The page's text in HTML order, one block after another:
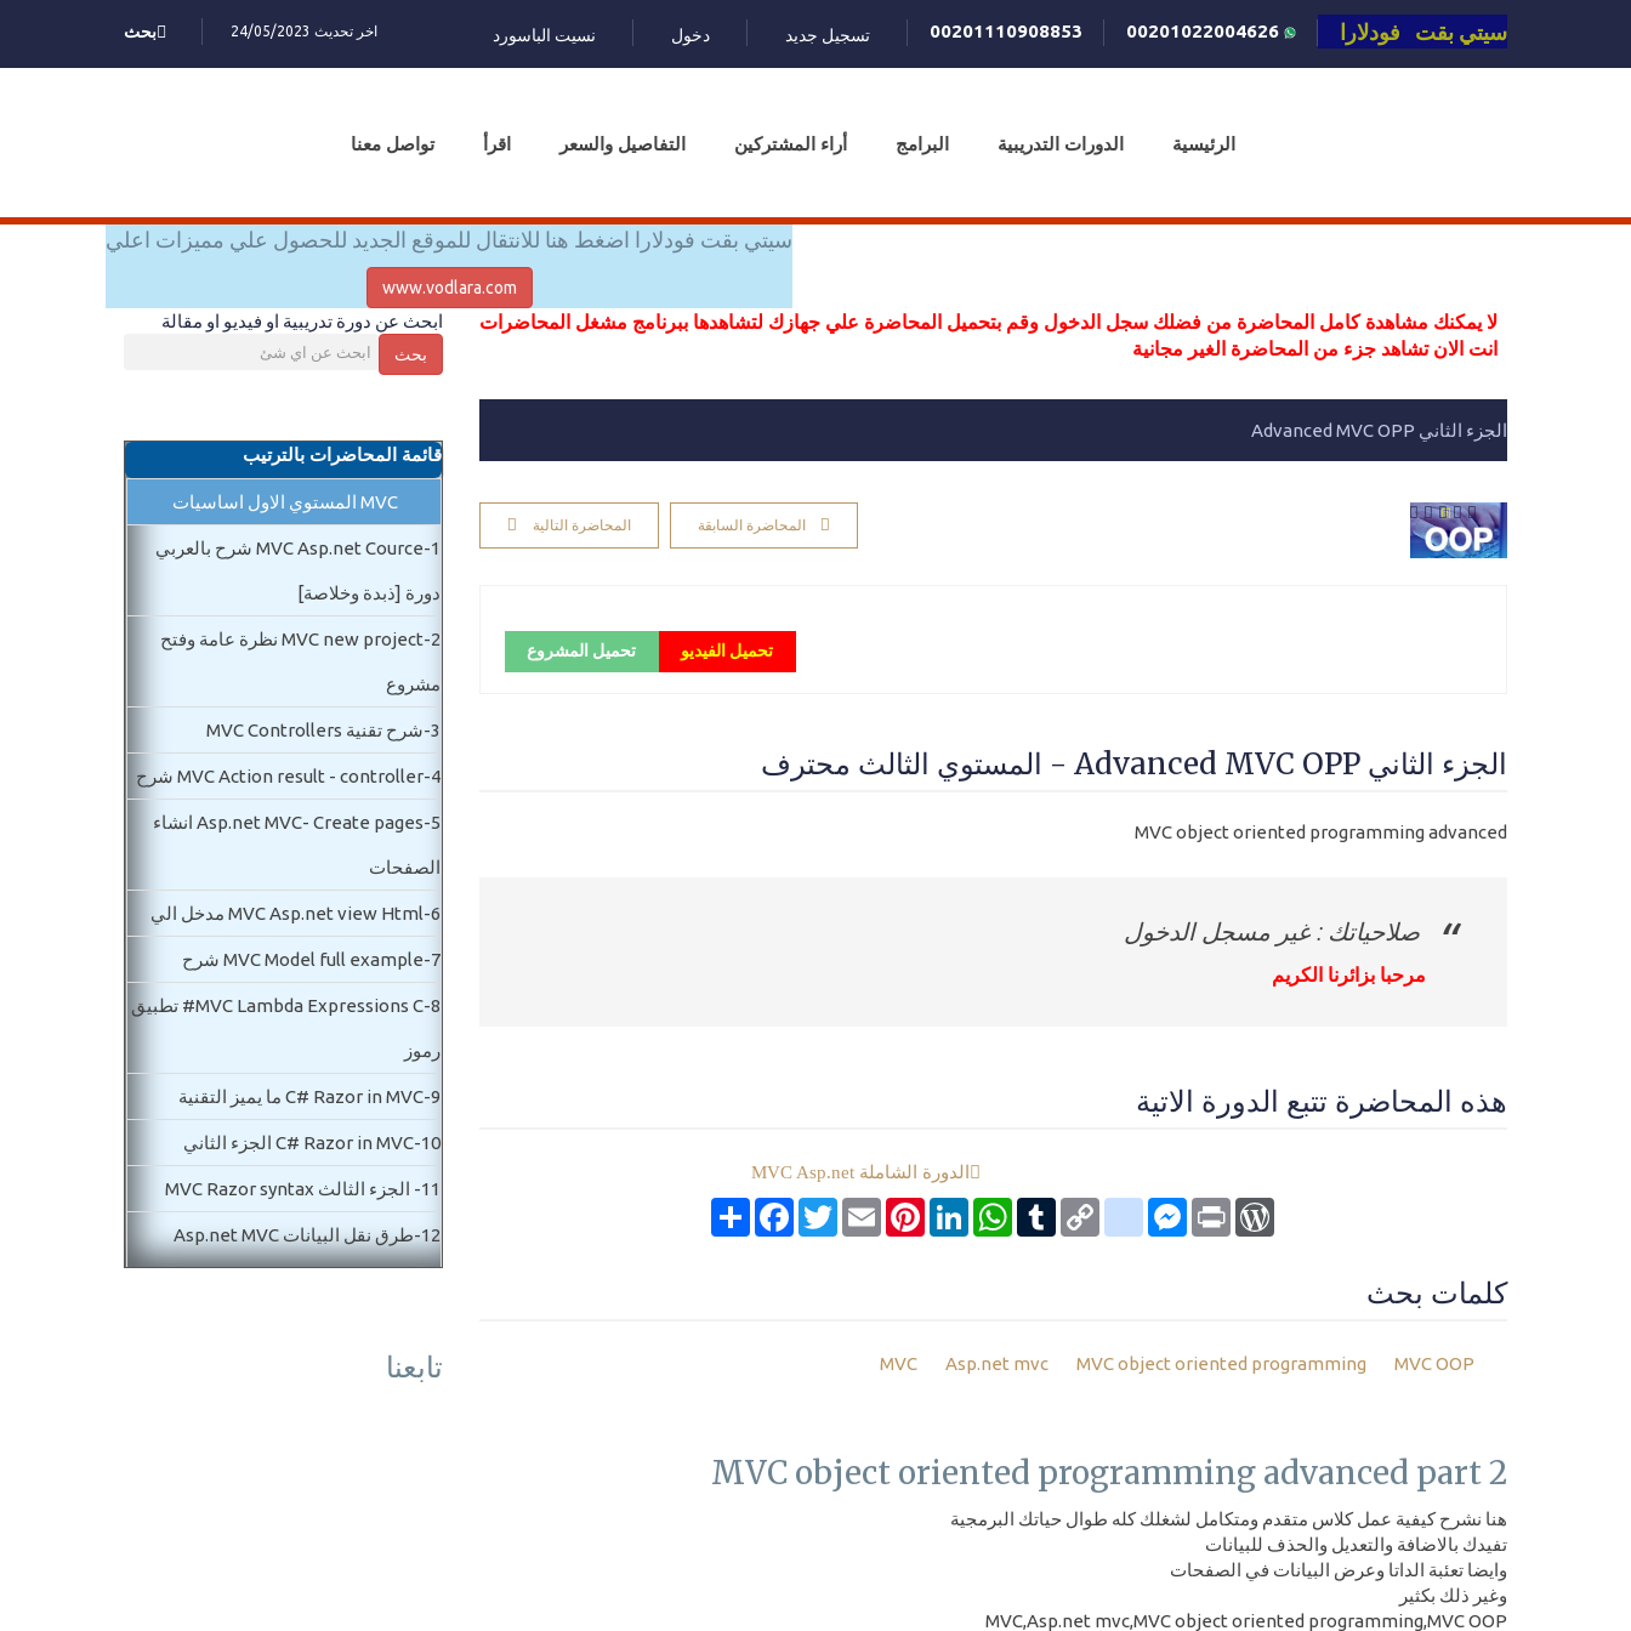
سيتي بقت فودلارا 00201110908853 تسجيل جديد دخول نسيت الباسورد اخر تحديث 24/05/2023 بحث
الرئيسية الدورات التدريبية البرامج أراء المشتركين التفاصيل والسعر اقرأ تواصل معنا
سيتي بقت فودلارا اضغط هنا للانتقال للموقع الجديد للحصول علي مميزات اعلي
www.vodlara.com
لا يمكنك مشاهدة كامل المحاضرة من فضلك سجل الدخول وقم بتحميل المحاضرة علي جهازك لتشاهدها ببرنامج مشغل المحاضرات
انت الان تشاهد جزء من المحاضرة الغير مجانية
الجزء الثاني Advanced MVC OPP
المحاضرة السابقة المحاضرة التالية
تحميل المشروع تحميل الفيديو
الجزء الثاني Advanced MVC OPP - المستوي الثالث محترف
MVC object oriented programming advanced
صلاحياتك : غير مسجل الدخول
مرحبا بزائرنا الكريم
هذه المحاضرة تتبع الدورة الاتية
الدورة الشاملة MVC Asp.net
انشر
FacebookTwitterEmail
PinterestLinkedIn
WhatsAppTumblr Copy
Link
google_bookmarksMessenger Print
WordPress
كلمات بحث
MVC Asp.net mvc MVC object oriented programming MVC OOP
MVC object oriented programming advanced part 2
هنا نشرح كيفية عمل كلاس متقدم ومتكامل لشغلك كله طوال حياتك البرمجية
تفيدك بالاضافة والتعديل والحذف للبيانات
وايضا تعئبة الداتا وعرض البيانات في الصفحات
وغير ذلك بكثير
MVC,Asp.net mvc,MVC object oriented programming,MVC OOP
ابحث عن دورة تدريبية او فيديو او مقالة
بحث
قائمة المحاضرات بالترتيب
MVC المستوي الاول اساسيات
1- MVC Asp.net Cource شرح بالعربي
دورة [ذبدة وخلاصة]
2- MVC new project نظرة عامة وفتح
مشروع
3- شرح تقنية MVC Controllers
4- MVC Action result - controller شرح
5- Asp.net MVC- Create pages انشاء
الصفحات
6- MVC Asp.net view Html مدخل الي
7- MVC Model full example شرح
8- MVC Lambda Expressions C# تطبيق
رموز
9- C# Razor in MVC ما يميز التقنية
10- C# Razor in MVC الجزء الثاني
11- الجزء الثالث MVC Razor syntax
12- طرق نقل البيانات Asp.net MVC
Passing data in MVC
تابعنا